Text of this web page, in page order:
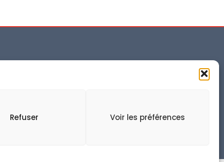
Refuser Voir les préférences